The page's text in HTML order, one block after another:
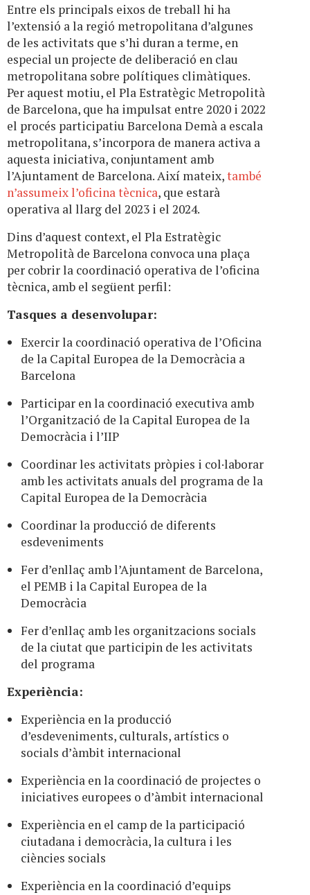
Entre els principals eixos de treball hi ha
l’extensió a la regió metropolitana d’algunes
de les activitats que s’hi duran a terme, en
especial un projecte de deliberació en clau
metropolitana sobre polítiques climàtiques.
Per aquest motiu, el Pla Estratègic Metropolità
de Barcelona, que ha impulsat entre 2020 i 2022
el procés participatiu Barcelona Demà a escala
metropolitana, s’incorpora de manera activa a
aquesta iniciativa, conjuntament amb
l’Ajuntament de Barcelona. Així mateix,també
n’assumeix l’oficina tècnica, que estarà
operativa al llarg del 2023 i el 2024.
Dins d’aquest context, el Pla Estratègic
Metropolità de Barcelona convoca una plaça
per cobrir la coordinació operativa de l’oficina
tècnica, amb el següent perfil:
Tasques a desenvolupar:
Exercir la coordinació operativa de l’Oficina
de la Capital Europea de la Democràcia a
Barcelona
Participar en la coordinació executiva amb
l’Organització de la Capital Europea de la
Democràcia i l’IIP
Coordinar les activitats pròpies i col·laborar
amb les activitats anuals del programa de la
Capital Europea de la Democràcia
Coordinar la producció de diferents
esdeveniments
Fer d’enllaç amb l’Ajuntament de Barcelona,
el PEMB i la Capital Europea de la
Democràcia
Fer d’enllaç amb les organitzacions socials
de la ciutat que participin de les activitats
del programa
Experiència:
Experiència en la producció
d’esdeveniments, culturals, artístics o
socials d’àmbit internacional
Experiència en la coordinació de projectes o
iniciatives europees o d’àmbit internacional
Experiència en el camp de la participació
ciutadana i democràcia, la cultura i les
ciències socials
Experiència en la coordinació d’equips